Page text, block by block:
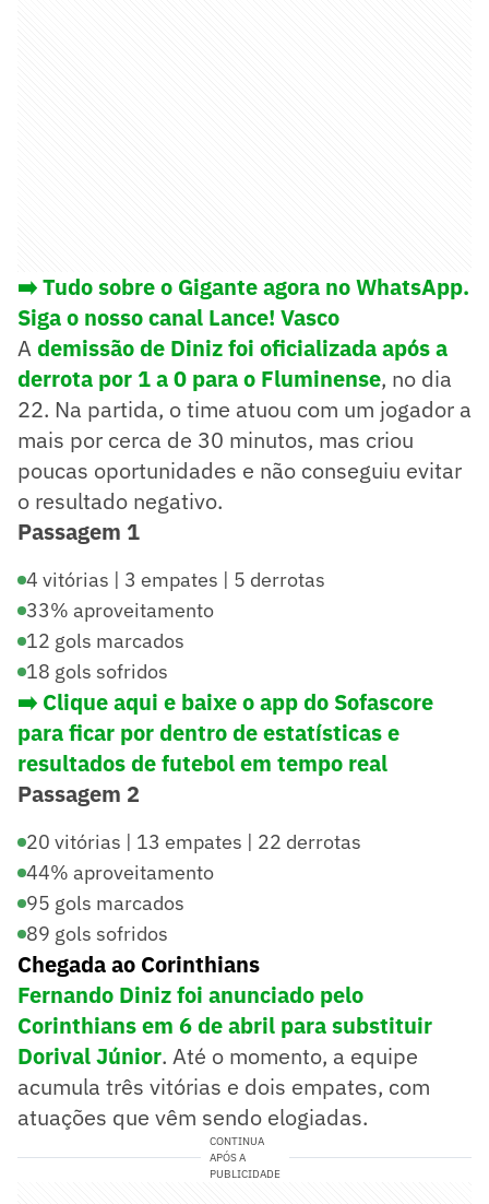
➡️ Tudo sobre o Gigante agora no WhatsApp.
Siga o nosso canal Lance! Vasco
Ademissão de Diniz foi oficializada após a
derrota por 1 a 0 para o Fluminense, no dia
22. Na partida, o time atuou com um jogador a
mais por cerca de 30 minutos, mas criou
poucas oportunidades e não conseguiu evitar
o resultado negativo.
Passagem 1
4 vitórias | 3 empates | 5 derrotas
33% aproveitamento
12 gols marcados
18 gols sofridos
➡️ Clique aqui e baixe o app do Sofascore
para ficar por dentro de estatísticas e
resultados de futebol em tempo real
Passagem 2
20 vitórias | 13 empates | 22 derrotas
44% aproveitamento
95 gols marcados
89 gols sofridos
Chegada ao Corinthians
Fernando Diniz foi anunciado pelo
Corinthians em 6 de abril para substituir
Dorival Júnior. Até o momento, a equipe
acumula três vitórias e dois empates, com
atuações que vêm sendo elogiadas.
CONTINUA
APÓS A
PUBLICIDADE